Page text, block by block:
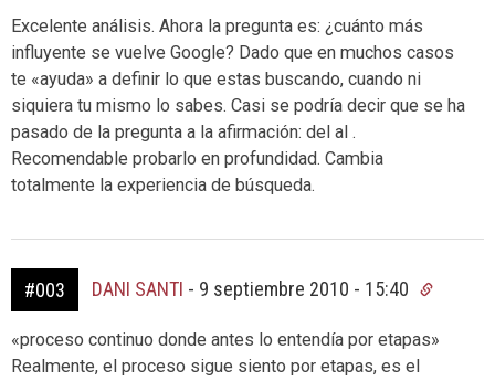
Excelente análisis. Ahora la pregunta es: ¿cuánto más
influyente se vuelve Google? Dado que en muchos casos
te «ayuda» a definir lo que estas buscando, cuando ni
siquiera tu mismo lo sabes. Casi se podría decir que se ha
pasado de la pregunta a la afirmación: del al .
Recomendable probarlo en profundidad. Cambia
totalmente la experiencia de búsqueda.
#003 DANI SANTI - 9 septiembre 2010 - 15:40
«proceso continuo donde antes lo entendía por etapas»
Realmente, el proceso sigue siento por etapas, es el